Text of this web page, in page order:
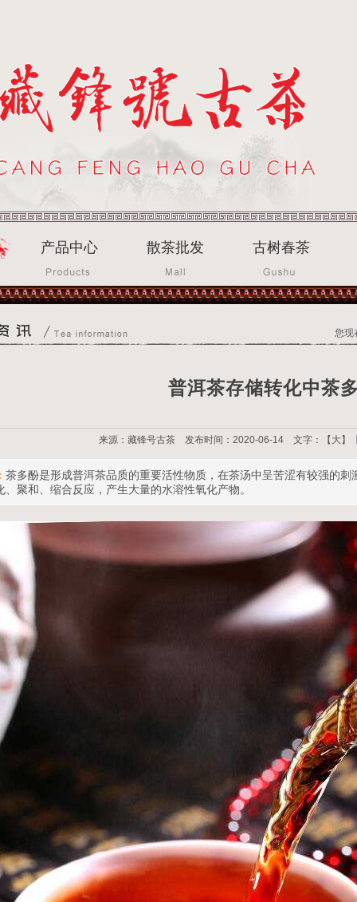
产品中心 散茶批发 古树春茶
普洱茶存储转化中茶
来源：藏锋号古茶 发布时间：2020-06-14 文字：【 大】
茶多酚是形成普洱茶品质的重要活性物质，在茶汤中呈苦涩有较强的
、聚和、缩合反应，产生大量的水溶性氧化产物。
您现